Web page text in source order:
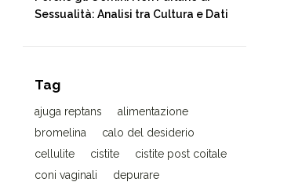
Sessualità: Analisi tra Cultura e Dati
Tag
ajuga reptans
alimentazione
bromelina
calo del desiderio
cellulite
cistite
cistite post coitale
coni vaginali
depurare